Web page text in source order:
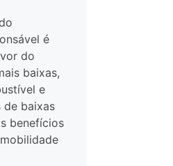
é
do
baixas,
e
de baixas
benefícios